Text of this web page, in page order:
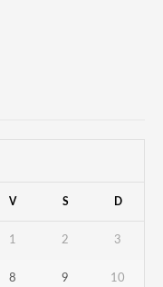
V S D
1 2 3
8 9 10